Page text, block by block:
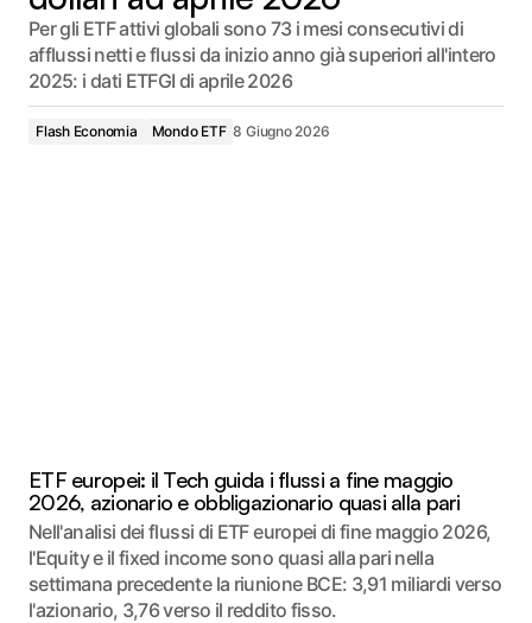
Per gli ETF attivi globali sono 73 i mesi consecutivi di
afflussi netti e flussi da inizio anno già superiori all'intero
2025: i dati ETFGI di aprile 2026
Flash Economia Mondo ETF 8 Giugno 2026
ETF europei: il Tech guida i flussi a fine maggio
2026, azionario e obbligazionario quasi alla pari
Nell'analisi dei flussi di ETF europei di fine maggio 2026,
l'Equity e il fixed income sono quasi alla pari nella
settimana precedente la riunione BCE: 3,91 miliardi verso
l'azionario, 3,76 verso il reddito fisso.